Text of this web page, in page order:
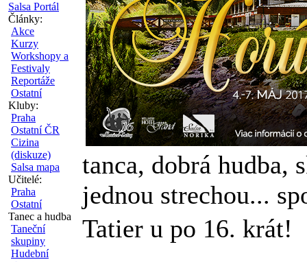
Salsa Portál
Články:
Akce
Kurzy
Workshopy a
Festivaly
Reportáže
Ostatní
Kluby:
Praha
Ostatní ČR
Cizina
(diskuze)
Salsa mapa
Učitelé:
Praha
Ostatní
Tanec a hudba
Taneční
skupiny
Hudební
tanca, dobrá hudba,
jednou strechou...
Tatier u po 16. krát!